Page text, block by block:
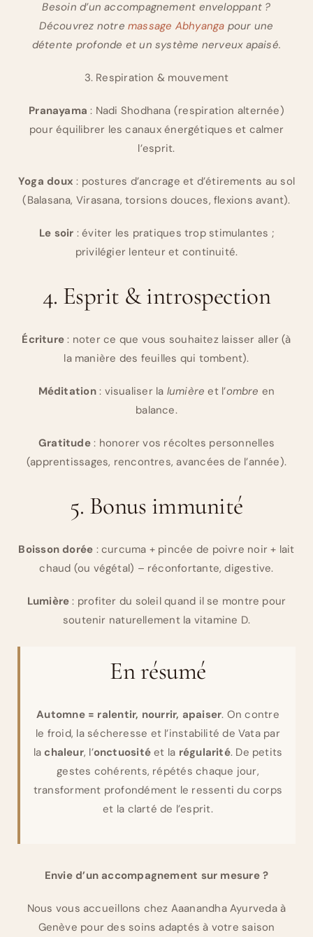
Besoin d’un accompagnement enveloppant ?
Découvrez notre massage Abhyanga pour une
détente profonde et un système nerveux apaisé.
3. Respiration & mouvement
Pranayama : Nadi Shodhana (respiration alternée)
pour équilibrer les canaux énergétiques et calmer
l’esprit.
Yoga doux : postures d’ancrage et d’étirements au sol
(Balasana, Virasana, torsions douces, flexions avant).
Le soir : éviter les pratiques trop stimulantes ;
privilégier lenteur et continuité.
4. Esprit & introspection
Écriture : noter ce que vous souhaitez laisser aller (à
la manière des feuilles qui tombent).
Méditation: visualiser la lumière et l’ombre en
balance.
Gratitude: honorer vos récoltes personnelles
(apprentissages, rencontres, avancées de l’année).
5. Bonus immunité
Boisson dorée : curcuma + pincée de poivre noir + lait
chaud (ou végétal) – réconfortante, digestive.
Lumière : profiter du soleil quand il se montre pour
soutenir naturellement la vitamine D.
En résumé
Automne = ralentir, nourrir, apaiser. On contre
le froid, la sécheresse et l’instabilité de Vata par
lachaleur, l’onctuosité et la régularité. De petits
gestes cohérents, répétés chaque jour,
transforment profondément le ressenti du corps
et la clarté de l’esprit.
Envie d’un accompagnement sur mesure ?
Nous vous accueillons chez Aaanandha Ayurveda à
Genève pour des soins adaptés à votre saison